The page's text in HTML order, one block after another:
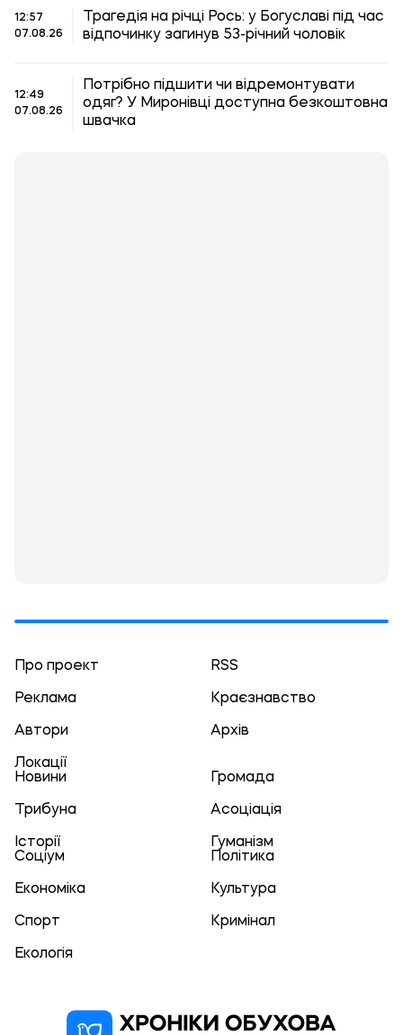
12:57
07.08.26
Трагедія на річці Рось: у Богуславі під час
відпочинку загинув 53-річний чоловік
12:49
07.08.26
Потрібно підшити чи відремонтувати
одяг? У Миронівці доступна безкоштовна
швачка
Про проект RSS
Реклама Краєзнавство
Автори Архів
Локації
Новини
Громада
Трибуна Асоціація
Історії
Гуманізм
Соціум
Політика
Економіка Культура
Спорт Кримінал
Екологія